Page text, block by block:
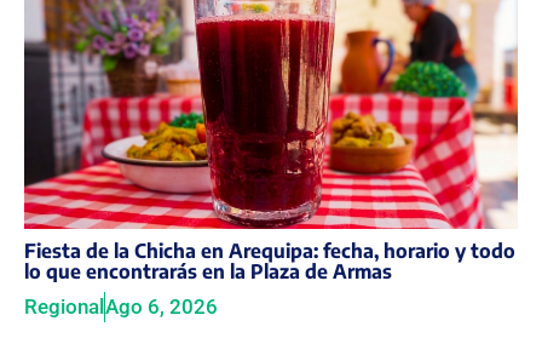
Fiesta de la Chicha en Arequipa: fecha, horario y todo
lo que encontrarás en la Plaza de Armas
Regional Ago 6, 2026